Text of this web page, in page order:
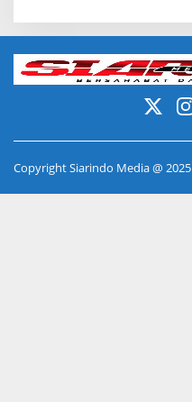
Copyright Siarindo Media @ 2025